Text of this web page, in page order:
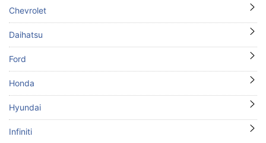
Chevrolet
Daihatsu
Ford
Honda
Hyundai
Infiniti